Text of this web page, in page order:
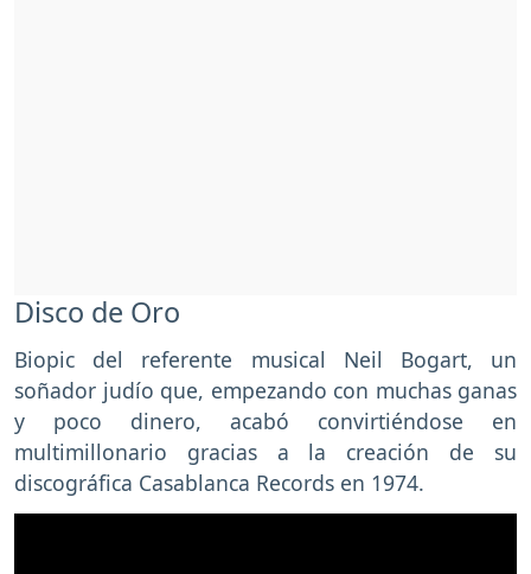
Disco de Oro
Biopic del referente musical Neil Bogart, un
soñador judío que, empezando con muchas ganas
y poco dinero, acabó convirtiéndose en
multimillonario gracias a la creación de su
discográfica Casablanca Records en 1974.